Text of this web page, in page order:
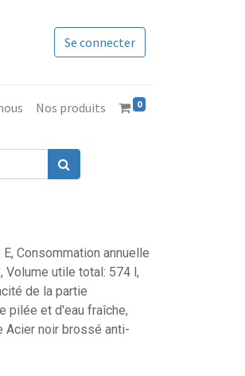
Se connecter
Nos produits 0
Consommation annuelle
Volume utile total: 574 l,
de la partie
pilée et d'eau fraîche,
Acier noir brossé anti-